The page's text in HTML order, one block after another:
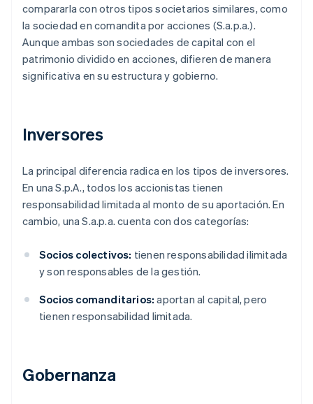
compararla con otros tipos societarios similares, como
la sociedad en comandita por acciones (S.a.p.a.).
Aunque ambas son sociedades de capital con el
patrimonio dividido en acciones, difieren de manera
significativa en su estructura y gobierno.
Inversores
La principal diferencia radica en los tipos de inversores.
En una S.p.A., todos los accionistas tienen
responsabilidad limitada al monto de su aportación. En
cambio, una S.a.p.a. cuenta con dos categorías:
Socios colectivos: tienen responsabilidad ilimitada
y son responsables de la gestión.
Socios comanditarios: aportan al capital, pero
tienen responsabilidad limitada.
Gobernanza